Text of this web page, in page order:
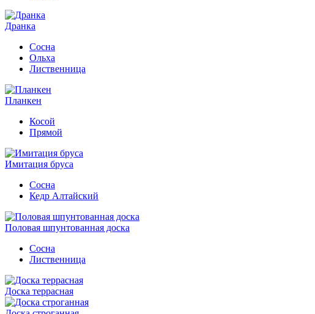
Дранка
Сосна
Ольха
Лиственница
Планкен
Косой
Прямой
Имитация бруса
Сосна
Кедр Алтайский
Половая шпунтованная доска
Сосна
Лиственница
Доска террасная